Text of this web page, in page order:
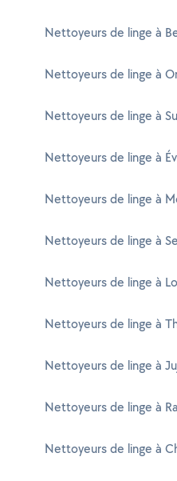
Nettoyeurs de linge à
Nettoyeurs de linge à
Nettoyeurs de linge à
Nettoyeurs de linge à
Nettoyeurs de linge à
Nettoyeurs de linge à
Nettoyeurs de linge à
Nettoyeurs de linge à
Nettoyeurs de linge à
Nettoyeurs de linge à
Nettoyeurs de linge à